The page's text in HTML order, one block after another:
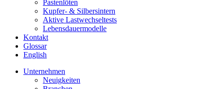
Pastenlöten
Kupfer- & Silbersintern
Aktive Lastwechseltests
Lebensdauermodelle
Kontakt
Glossar
English
Unternehmen
Neuigkeiten